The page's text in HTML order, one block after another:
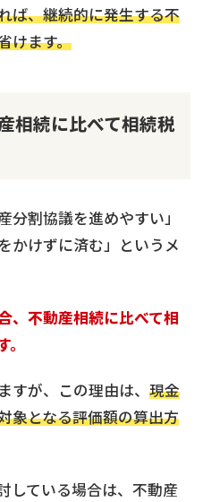
ば、継続的に発生する不
けます。
相続に比べて相続税
割協議を進めやすい」
かけずに済む」というメ
、不動産相続に比べて相
すが、この理由は、 現金
象となる評価額の算出方
している場合は、不動産